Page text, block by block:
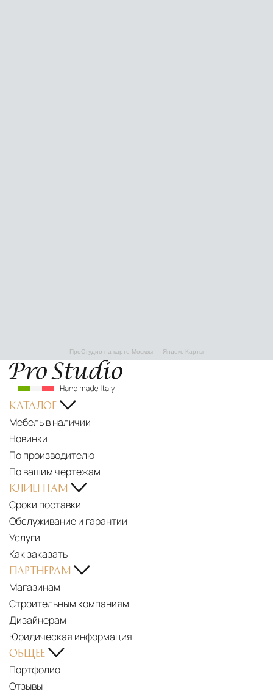
ПроСтудио на карте Москвы — Яндекс Карты
КАТАЛОГ
Мебель в наличии
Новинки
По производителю
По вашим чертежам
КЛИЕНТАМ
Сроки поставки
Обслуживание и гарантии
Услуги
Как заказать
ПАРТНЕРАМ
Магазинам
Строительным компаниям
Дизайнерам
Юридическая информация
ОБЩЕЕ
Портфолио
Отзывы